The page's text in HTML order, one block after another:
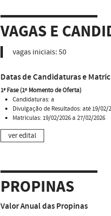
VAGAS E
vagas iniciais: 50
Datas de Candidaturas e
1ª Fase (1º Momento de Oferta)
Candidaturas: a
Divulgação de Resultados: até 19/02/
Matrículas: 19/02/2026 a 27/02/2026
ver edital
PROPINAS
Valor Anual das Propinas